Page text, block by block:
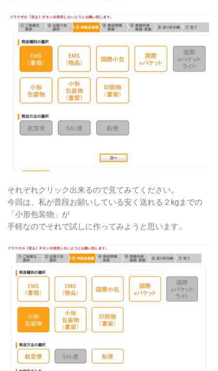
それぞれクリック出来るので見てみてください。
今回は、私が普段お願いしている安く送れる２kgまでの
「小形包装物」が
手軽なのでそれで試しに作ってみようと思います。